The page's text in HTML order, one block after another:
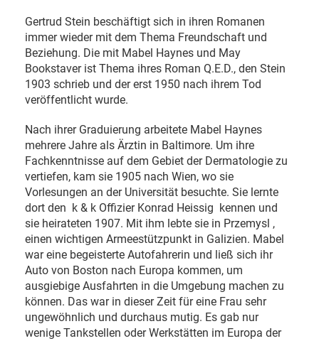
Gertrud Stein beschäftigt sich in ihren Romanen
immer wieder mit dem Thema Freundschaft und
Beziehung. Die mit Mabel Haynes und May
Bookstaver ist Thema ihres Roman Q.E.D., den Stein
1903 schrieb und der erst 1950 nach ihrem Tod
veröffentlicht wurde.
Nach ihrer Graduierung arbeitete Mabel Haynes
mehrere Jahre als Ärztin in Baltimore. Um ihre
Fachkenntnisse auf dem Gebiet der Dermatologie zu
vertiefen, kam sie 1905 nach Wien, wo sie
Vorlesungen an der Universität besuchte. Sie lernte
dort den k & k Offizier Konrad Heissig kennen und
sie heirateten 1907. Mit ihm lebte sie in Przemysl ,
einen wichtigen Armeestützpunkt in Galizien. Mabel
war eine begeisterte Autofahrerin und ließ sich ihr
Auto von Boston nach Europa kommen, um
ausgiebige Ausfahrten in die Umgebung machen zu
können. Das war in dieser Zeit für eine Frau sehr
ungewöhnlich und durchaus mutig. Es gab nur
wenige Tankstellen oder Werkstätten im Europa der